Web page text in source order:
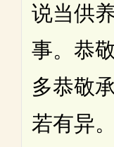
说当供
事。恭
多恭敬
若有异